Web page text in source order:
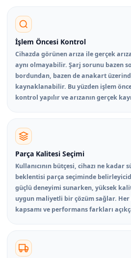
İşlem Öncesi Kontrol
Cihazda görünen arıza ile gerçek
aynı olmayabilir. Şarj sorunu bazen
bordundan, bazen de anakart
kaynaklanabilir. Bu yüzden işlem
kontrol yapılır ve arızanın gerçek
Parça Kalitesi Seçimi
Kullanıcının bütçesi, cihazı ne kadar
beklentisi parça seçiminde
güçlü deneyimi sunarken, yüksek
uygun maliyetli bir çözüm sağlar.
kapsamı ve performans farkları